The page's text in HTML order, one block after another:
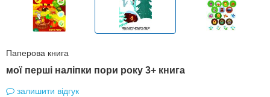
Паперова книга
мої перші наліпки пори року 3+ книга
залишити відгук